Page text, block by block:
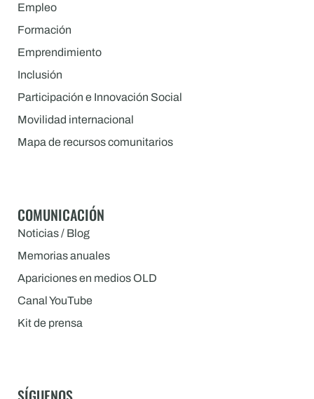
Empleo
Formación
Emprendimiento
Inclusión
Participación e Innovación Social
Movilidad internacional
Mapa de recursos comunitarios
COMUNICACIÓN
Noticias / Blog
Memorias anuales
Apariciones en medios OLD
Canal YouTube
Kit de prensa